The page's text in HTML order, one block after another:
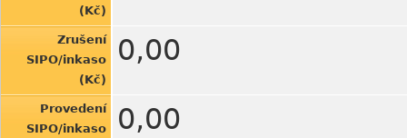
(Kč)
Zrušení
SIPO/inkaso
(Kč)
0,00
Provedení
SIPO/inkaso
0,00